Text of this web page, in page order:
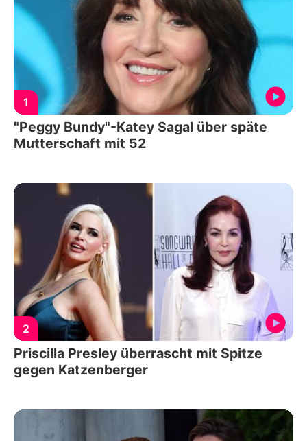
1
"Peggy Bundy"-Katey Sagal über späte
Mutterschaft mit 52
2
Priscilla Presley überrascht mit Spitze
gegen Katzenberger